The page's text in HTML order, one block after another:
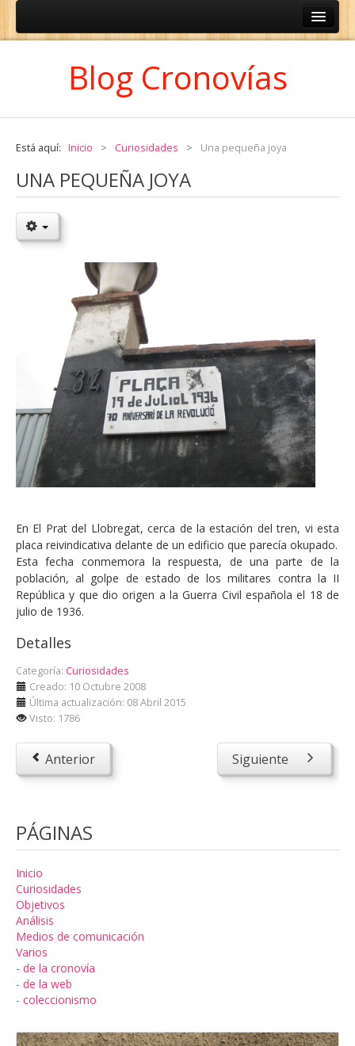
Blog Cronovías
Está aquí: Inicio > Curiosidades > Una pequeña joya
UNA PEQUEÑA JOYA
En El Prat del Llobregat, cerca de la estación del tren, vi esta
placa reivindicativa delante de un edificio que parecía okupado.
Esta fecha conmemora la respuesta, de una parte de la
población, al golpe de estado de los militares contra la II
República y que dio origen a la Guerra Civil española el 18 de
julio de 1936.
Detalles
Categoría: Curiosidades
Creado: 10 Octubre 2008
Última actualización: 08 Abril 2015
Visto: 1786
Anterior Siguiente
PÁGINAS
Inicio
Curiosidades
Objetivos
Análisis
Medios de comunicación
Varios
- de la cronovía
- de la web
- coleccionismo